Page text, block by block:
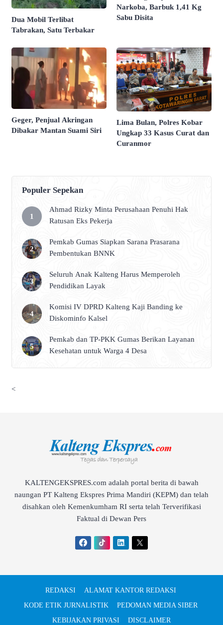
Dua Mobil Terlibat
Tabrakan, Satu Terbakar
Narkoba, Barbuk 1,41 Kg
Sabu Disita
Geger, Penjual Akringan
Dibakar Mantan Suami Siri
Lima Bulan, Polres Kobar
Ungkap 33 Kasus Curat dan
Curanmor
Populer Sepekan
Ahmad Rizky Minta Perusahaan Penuhi Hak
Ratusan Eks Pekerja
Pemkab Gumas Siapkan Sarana Prasarana
Pembentukan BNNK
Seluruh Anak Kalteng Harus Memperoleh
Pendidikan Layak
Komisi IV DPRD Kalteng Kaji Banding ke
Diskominfo Kalsel
Pemkab dan TP-PKK Gumas Berikan Layanan
Kesehatan untuk Warga 4 Desa
<
KALTENGEKSPRES.com adalah portal berita di bawah
naungan PT Kalteng Ekspres Prima Mandiri (KEPM) dan telah
disahkan oleh Kemenkumham RI serta telah Terverifikasi
Faktual di Dewan Pers
REDAKSI
ALAMAT KANTOR REDAKSI
KODE ETIK JURNALISTIK
PEDOMAN MEDIA SIBER
KEBIJAKAN PRIVASI
DISCLAIMER